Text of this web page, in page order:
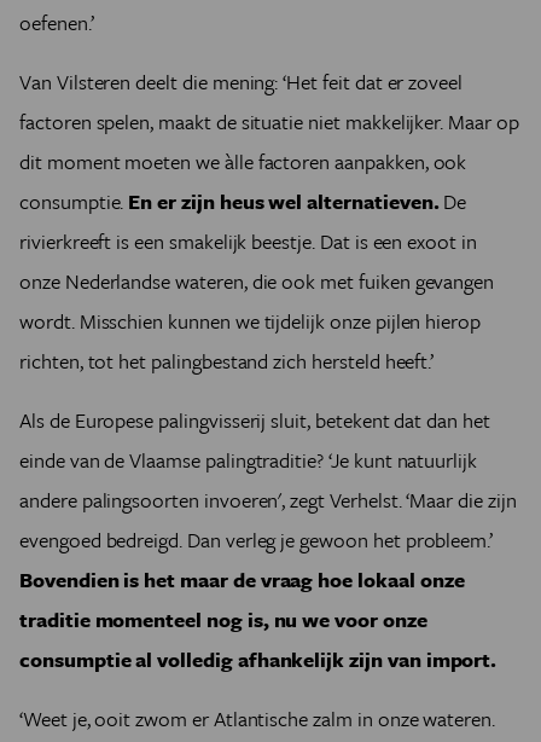
oefenen.’
Van Vilsteren deelt die mening: ‘Het feit dat er zoveel
factoren spelen, maakt de situatie niet makkelijker. Maar op
dit moment moeten we àlle factoren aanpakken, ook
consumptie. En er zijn heus wel alternatieven.De
rivierkreeft is een smakelijk beestje. Dat is een exoot in
onze Nederlandse wateren, die ook met fuiken gevangen
wordt. Misschien kunnen we tijdelijk onze pijlen hierop
richten, tot het palingbestand zich hersteld heeft.’
Als de Europese palingvisserij sluit, betekent dat dan het
einde van de Vlaamse palingtraditie? ‘Je kunt natuurlijk
andere palingsoorten invoeren', zegt Verhelst. ‘Maar die zijn
evengoed bedreigd. Dan verleg je gewoon het probleem.’
Bovendien is het maar de vraag hoe lokaal onze
traditie momenteel nog is, nu we voor onze
consumptie al volledig afhankelijk zijn van import.
‘Weet je, ooit zwom er Atlantische zalm in onze wateren.